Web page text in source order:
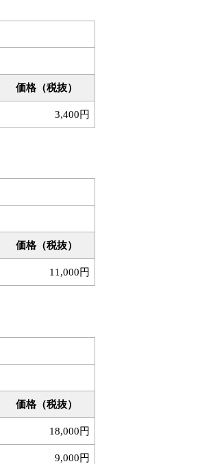
価格（税抜）
3,400円
価格（税抜）
11,000円
価格（税抜）
18,000円
9,000円